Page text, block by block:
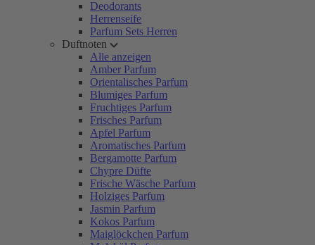
Deodorants
Herrenseife
Parfum Sets Herren
Duftnoten
Alle anzeigen
Amber Parfum
Orientalisches Parfum
Blumiges Parfum
Fruchtiges Parfum
Frisches Parfum
Apfel Parfum
Aromatisches Parfum
Bergamotte Parfum
Chypre Düfte
Frische Wäsche Parfum
Holziges Parfum
Jasmin Parfum
Kokos Parfum
Maiglöckchen Parfum